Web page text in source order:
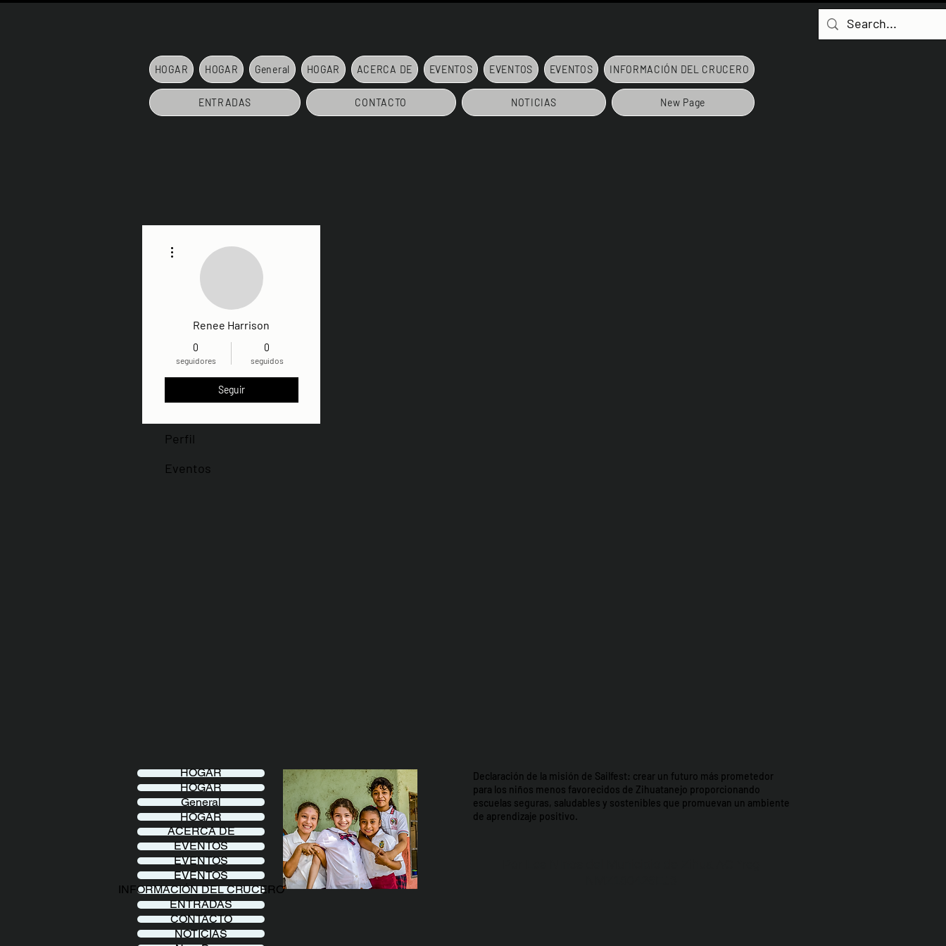
HOGAR HOGAR General HOGAR ACERCA DE EVENTOS EVENTOS EVENTOS INFORMACIÓN DEL CRUCERO
ENTRADAS CONTACTO NOTICIAS New Page
Renee Harrison
0
seguidores
0
seguidos
Seguir
Perfil
Eventos
HOGAR
HOGAR
General
HOGAR
ACERCA DE
EVENTOS
EVENTOS
EVENTOS
INFORMACIÓN DEL CRUCERO
ENTRADAS
CONTACTO
NOTICIAS
Declaración de la misión de Sailfest: crear un futuro más prometedor
para los niños menos favorecidos de Zihuatanejo proporcionando
escuelas seguras, saludables y sostenibles que promuevan un ambiente
de aprendizaje positivo.